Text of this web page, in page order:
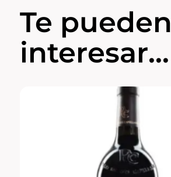
Te pueden
interesar...